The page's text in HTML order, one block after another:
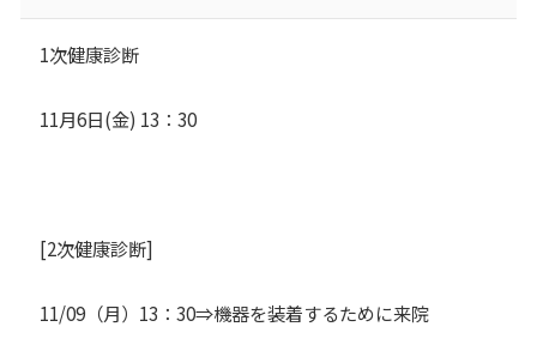
1次健康診断
11月6日(金) 13：30
[2次健康診断]
11/09（月）13：30⇒機器を装着するために来院